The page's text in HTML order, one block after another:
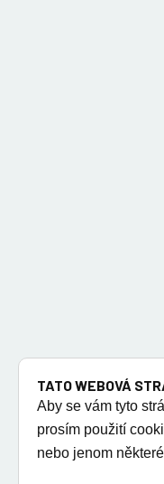
TATO WEBOVÁ
Aby se vám tyto
prosím použití
nebo jenom